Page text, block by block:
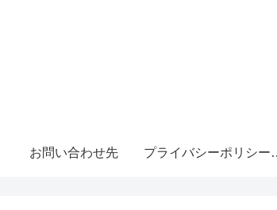
お問い合わせ先 プライバ